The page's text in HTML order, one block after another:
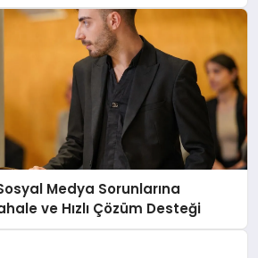
Medya Sorunlarına
ve Hızlı Çözüm Desteği